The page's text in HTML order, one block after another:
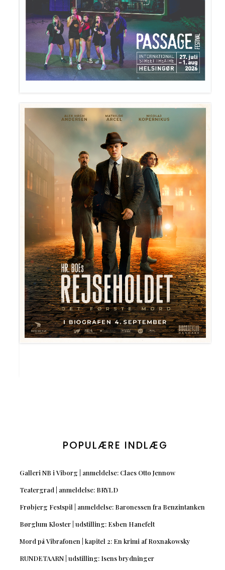
POPULÆRE INDLÆG
Galleri NB i Viborg | anmeldelse: Claes Otto Jennow
Teatergrad | anmeldelse: BRYLD
Frøbjerg Festspil | anmeldelse: Baronessen fra Benzintanken
Børglum Kloster | udstilling: Esben Hanefelt
Mord på Vibrafonen | kapitel 2: En krimi af Roxnakowsky
RUNDETAARN | udstilling: Isens brydninger